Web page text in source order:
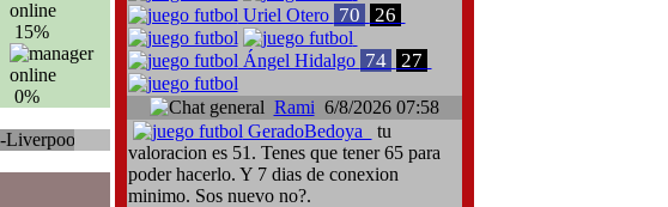
15%
0%
Traspaso: Giampieri Cusinato, Cádiz-Cagliari
Uriel Otero 70 26
Ángel Hidalgo 74 27
Rami 6/8/2026 07:58
GeradoBedoya
tu
valoracion es 51. Tenes que tener 65 para
poder hacerlo. Y 7 dias de conexion
minimo. Sos nuevo no?.